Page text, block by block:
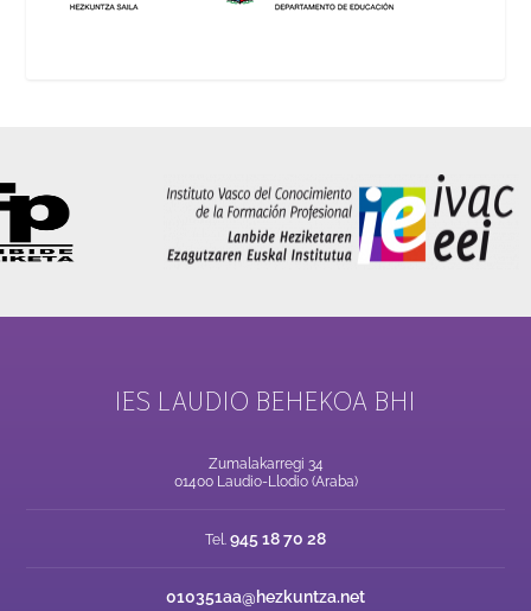
IES LAUDIO BEHEKOA BHI
Zumalakarregi 34
01400 Laudio-Llodio (Araba)
Tel. 945 18 70 28
010351aa@hezkuntza.net